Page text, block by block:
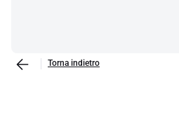
Torna indietro